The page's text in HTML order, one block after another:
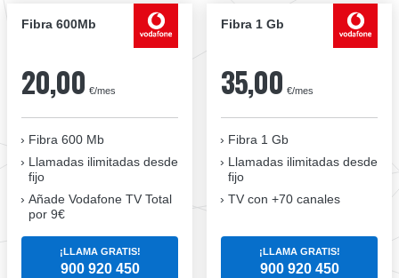
Fibra 600Mb
20,00 €/mes
Fibra 600 Mb
Llamadas ilimitadas desde
fijo
Añade Vodafone TV Total
por 9€
¡LLAMA GRATIS!
900 920 450
Fibra 1 Gb
35,00 €/mes
Fibra 1 Gb
Llamadas ilimitadas desde
fijo
TV con +70 canales
¡LLAMA GRATIS!
900 920 450